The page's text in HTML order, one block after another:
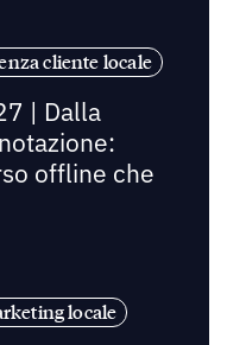
cliente locale
| Dalla
offline che
locale